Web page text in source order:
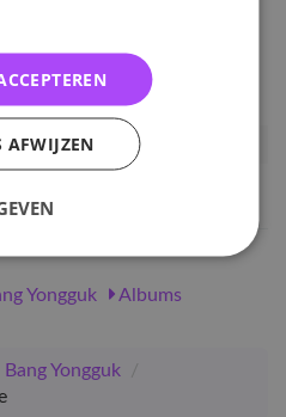
22629
Yongguk
Albums
Bang Yongguk
/
AFWIJZEN